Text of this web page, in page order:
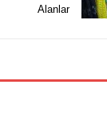
Alanlar